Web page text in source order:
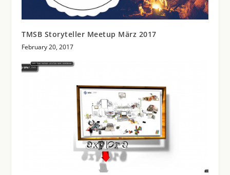
TMSB Storyteller Meetup März 2017
February 20, 2017